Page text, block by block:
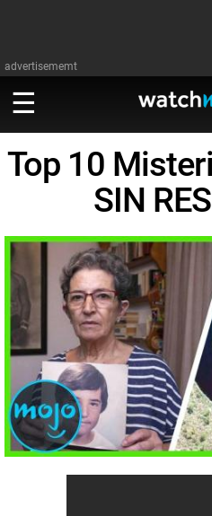
advertisememt
MIRA
Televisión
Música
Celebrodades
Videojuegos
Cómics
Cine
Televisión
Música
Celebrodades
Videojuegos
Top 10
SIN